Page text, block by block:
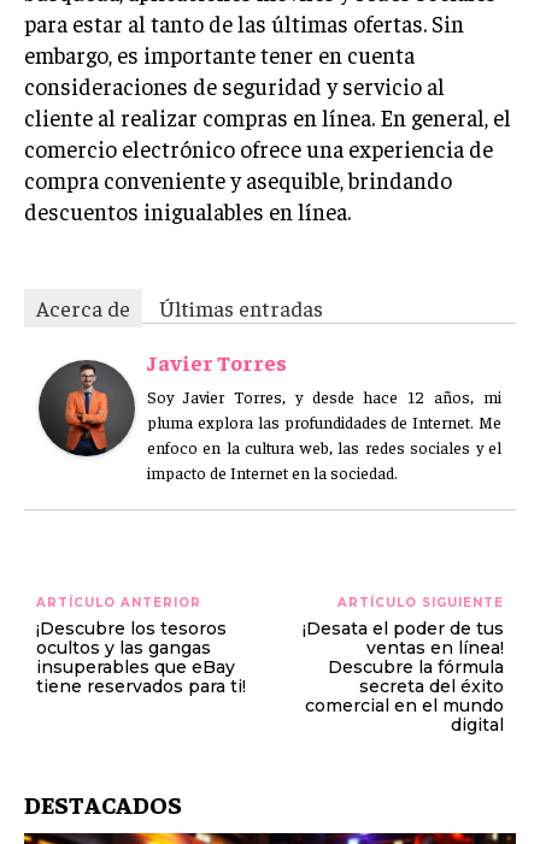
para estar al tanto de las últimas ofertas. Sin
embargo, es importante tener en cuenta
consideraciones de seguridad y servicio al
cliente al realizar compras en línea. En general, el
comercio electrónico ofrece una experiencia de
compra conveniente y asequible, brindando
descuentos inigualables en línea.
Acerca de
Últimas entradas
Javier Torres
Soy Javier Torres, y desde hace 12 años, mi
pluma explora las profundidades de Internet. Me
enfoco en la cultura web, las redes sociales y el
impacto de Internet en la sociedad.
ARTÍCULO ANTERIOR
¡Descubre los tesoros
ocultos y las gangas
insuperables que eBay
tiene reservados para ti!
ARTÍCULO SIGUIENTE
¡Desata el poder de tus
ventas en línea!
Descubre la fórmula
secreta del éxito
comercial en el mundo
digital
DESTACADOS